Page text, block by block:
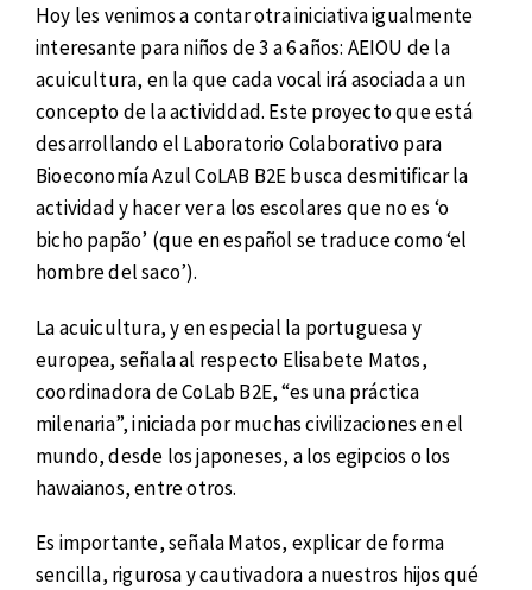
Hoy les venimos a contar otra iniciativa igualmente
interesante para niños de 3 a 6 años: AEIOU de la
acuicultura, en la que cada vocal irá asociada a un
concepto de la actividdad. Este proyecto que está
desarrollando el Laboratorio Colaborativo para
Bioeconomía Azul CoLAB B2E busca desmitificar la
actividad y hacer ver a los escolares que no es ‘o
bicho papão’ (que en español se traduce como ‘el
hombre del saco’).
La acuicultura, y en especial la portuguesa y
europea, señala al respecto Elisabete Matos,
coordinadora de CoLab B2E, “es una práctica
milenaria”, iniciada por muchas civilizaciones en el
mundo, desde los japoneses, a los egipcios o los
hawaianos, entre otros.
Es importante, señala Matos, explicar de forma
sencilla, rigurosa y cautivadora a nuestros hijos qué